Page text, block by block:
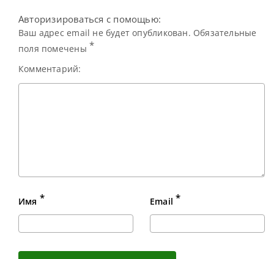
Авторизироваться с помощью:
Ваш адрес email не будет опубликован. Обязательные
поля помечены *
Комментарий:
Имя * Email *